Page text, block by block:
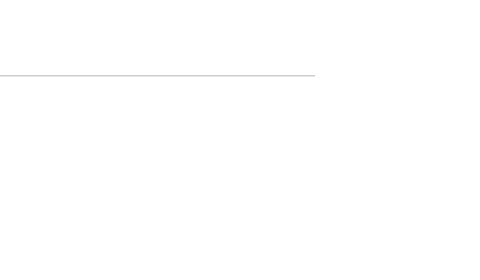
форми або системи управління